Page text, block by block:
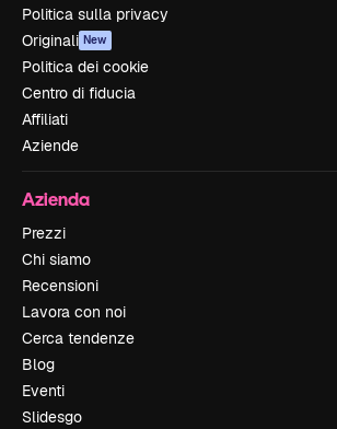
Politica sulla privacy
Originali New
Politica dei cookie
Centro di fiducia
Affiliati
Aziende
Azienda
Prezzi
Chi siamo
Recensioni
Lavora con noi
Cerca tendenze
Blog
Eventi
Slidesgo